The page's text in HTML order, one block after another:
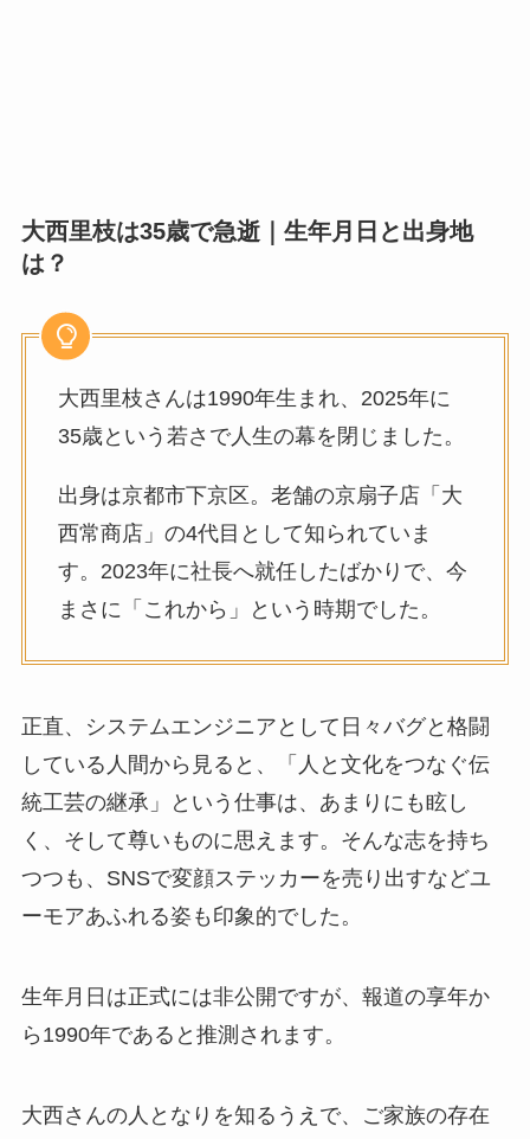
大西里枝は35歳で急逝｜生年月日と出身地
は？
大西里枝さんは1990年生まれ、2025年に
35歳という若さで人生の幕を閉じました。
出身は京都市下京区。老舗の京扇子店「大
西常商店」の4代目として知られていま
す。2023年に社長へ就任したばかりで、今
まさに「これから」という時期でした。
正直、システムエンジニアとして日々バグと格闘
している人間から見ると、「人と文化をつなぐ伝
統工芸の継承」という仕事は、あまりにも眩し
く、そして尊いものに思えます。そんな志を持ち
つつも、SNSで変顔ステッカーを売り出すなどユ
ーモアあふれる姿も印象的でした。
生年月日は正式には非公開ですが、報道の享年か
ら1990年であると推測されます。
大西さんの人となりを知るうえで、ご家族の存在